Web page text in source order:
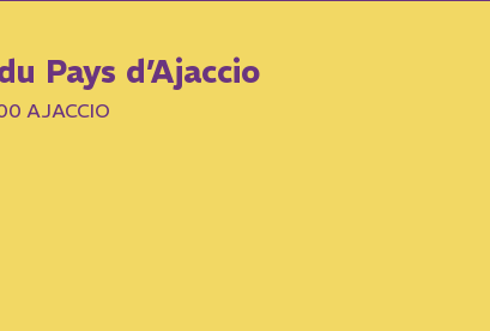
Pays d’Ajaccio
AJACCIO